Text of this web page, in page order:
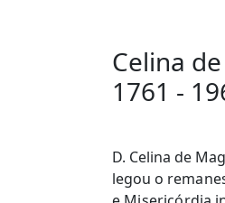
Celina
1761 -
D. Celina de
legou o